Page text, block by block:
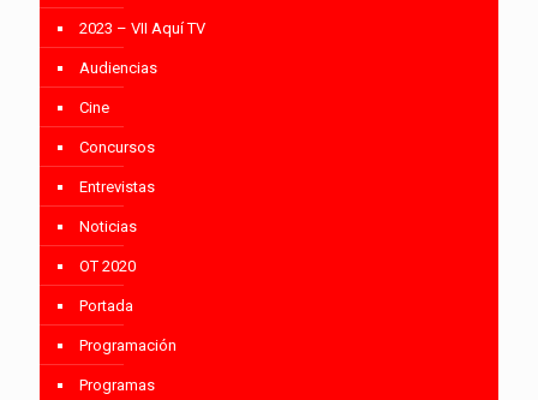
2023 – VII Aquí TV
Audiencias
Cine
Concursos
Entrevistas
Noticias
OT 2020
Portada
Programación
Programas